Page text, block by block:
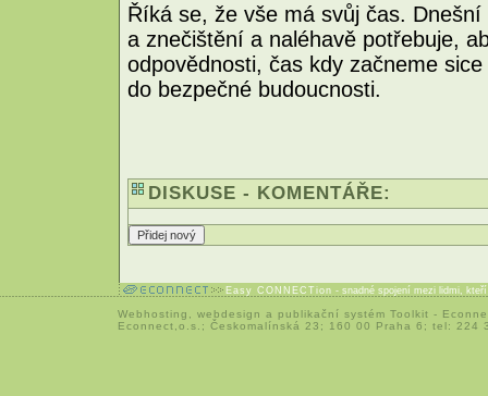
Říká se, že vše má svůj čas.
a znečištění a naléhavě potřebuje,
odpovědnosti, čas kdy začneme
do bezpečné budoucnosti.
DISKUSE - KOMENTÁŘE:
Easy CONNECTion - snadné spojení mezi lidmi,
Webhosting webdesign a publikační systém Toolkit -
Econnect,o.s.; Českomalínská 23; 160 00 Praha 6; tel: 224